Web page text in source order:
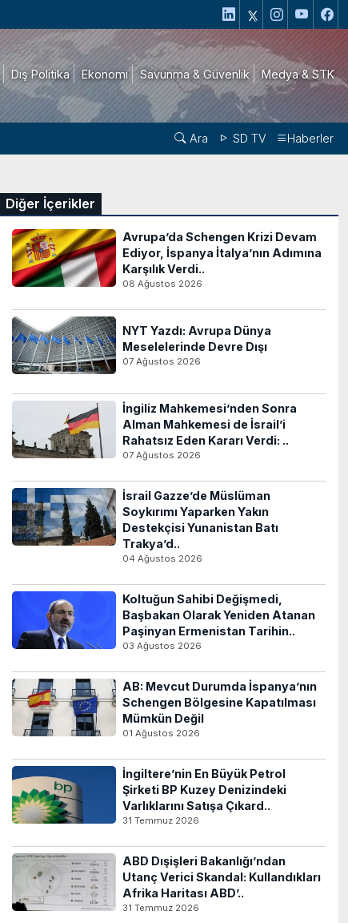
Dış Politika Ekonomi Savunma & Güvenlik Medya & STK
Ara SD TV Haberler
Diğer İçerikler
Avrupa’da Schengen Krizi Devam
Ediyor, İspanya İtalya’nın Adımına
Karşılık Verdi..
08 Ağustos 2026
NYT Yazdı: Avrupa Dünya
Meselelerinde Devre Dışı
07 Ağustos 2026
İngiliz Mahkemesi’nden Sonra
Alman Mahkemesi de İsrail’i
Rahatsız Eden Kararı Verdi: ..
07 Ağustos 2026
İsrail Gazze’de Müslüman
Soykırımı Yaparken Yakın
Destekçisi Yunanistan Batı
Trakya’d..
04 Ağustos 2026
Koltuğun Sahibi Değişmedi,
Başbakan Olarak Yeniden Atanan
Paşinyan Ermenistan Tarihin..
03 Ağustos 2026
AB: Mevcut Durumda İspanya’nın
Schengen Bölgesine Kapatılması
Mümkün Değil
01 Ağustos 2026
İngiltere’nin En Büyük Petrol
Şirketi BP Kuzey Denizindeki
Varlıklarını Satışa Çıkard..
31 Temmuz 2026
ABD Dışişleri Bakanlığı’ndan
Utanç Verici Skandal: Kullandıkları
Afrika Haritası ABD’..
31 Temmuz 2026